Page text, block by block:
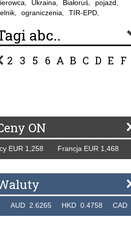
, Ukraina, Białoruś, pojazd,
, ograniczenia, TIR-EPD,
abc..
2 3 5 6 A B C D E F
ON
1,258 Francja EUR 1,468
2.6265 HKD 0.4758 CAD